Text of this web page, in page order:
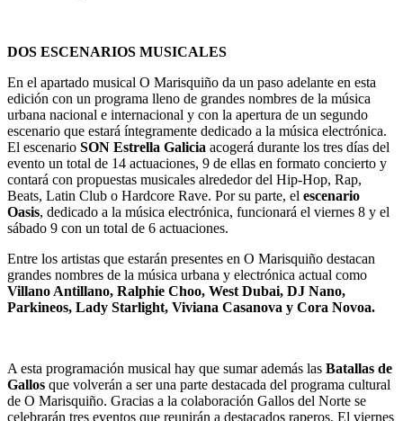
DOS ESCENARIOS MUSICALES
En el apartado musical O Marisquiño da un paso adelante en esta
edición con un programa lleno de grandes nombres de la música
urbana nacional e internacional y con la apertura de un segundo
escenario que estará íntegramente dedicado a la música electrónica.
El escenario SON Estrella Galicia acogerá durante los tres días del
evento un total de 14 actuaciones, 9 de ellas en formato concierto y
contará con propuestas musicales alrededor del Hip-Hop, Rap,
Beats, Latin Club o Hardcore Rave. Por su parte, el escenario
Oasis, dedicado a la música electrónica, funcionará el viernes 8 y el
sábado 9 con un total de 6 actuaciones.
Entre los artistas que estarán presentes en O Marisquiño destacan
grandes nombres de la música urbana y electrónica actual como
Villano Antillano, Ralphie Choo, West Dubai, DJ Nano,
Parkineos, Lady Starlight, Viviana Casanova y Cora Novoa.
A esta programación musical hay que sumar además las Batallas de
Gallos que volverán a ser una parte destacada del programa cultural
de O Marisquiño. Gracias a la colaboración Gallos del Norte se
celebrarán tres eventos que reunirán a destacados raperos. El viernes